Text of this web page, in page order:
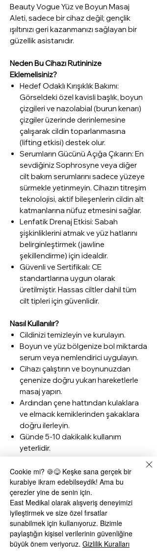
Beauty Vogue Yüz ve Boyun Masaj
Aleti, sadece bir cihaz değil; gençlik
ışıltınızı geri kazanmanızı sağlayan bir
güzellik asistanıdır.
Neden Bu Cihazı Rutininize
Eklemelisiniz?
Hedef Odaklı Kırışıklık Bakımı:
Görseldeki özel kavisli başlık, boyun
çizgileri ve nazolabial (burun kenarı)
çizgiler üzerinde derinlemesine
çalışarak cildin toparlanmasına
(lifting etkisi) destek olur.
Serumların Gücünü Açığa Çıkarın: En
sevdiğiniz Sophrosyne veya diğer
cilt bakım serumlarını sadece yüzeye
sürmekle yetinmeyin. Cihazın titreşim
teknolojisi, aktif bileşenlerin cildin alt
katmanlarına nüfuz etmesini sağlar.
Lenfatik Drenaj Etkisi: Sabah
şişkinliklerini atmak ve yüz hatlarını
belirginleştirmek (jawline
şekillendirme) için idealdir.
Güvenli ve Sertifikalı: CE
standartlarına uygun olarak
üretilmiştir. Hassas ciltler dahil tüm
cilt tipleri için güvenlidir.
Nasıl Kullanılır?
Cildinizi temizleyin ve kurulayın.
Boyun ve yüz bölgenize bol miktarda
serum veya nemlendirici uygulayın.
Cihazı çalıştırın ve boynunuzdan
çenenize doğru yukarı hareketlerle
masaj yapın.
Ardından çene hattından kulaklara
ve elmacık kemiklerinden şakaklara
doğru ilerleyin.
Günde 5-10 dakikalık kullanım
yeterlidir.
Henüz Değerlendirme Yok
Fikirlerinizi paylaşın. İlk değerlendirmeyi
siz yazın.
Değerlendirme Yap
Cookie mi? 🍪😋 Keşke sana gerçek bir
kurabiye ikram edebilseydik! Ama bu
çerezler yine de senin için.
East Medikal olarak alışveriş deneyimizi
iyileştirmek ve size özel fırsatlar
sunabilmek için kullanıyoruz. Bizimle
paylaştığın kişisel verilerinin güvenliğine
büyük önem veriyoruz. Gizlilik Kuralları